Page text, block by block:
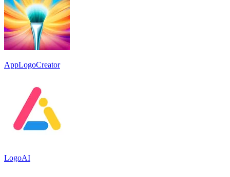
AppLogoCreator
LogoAI